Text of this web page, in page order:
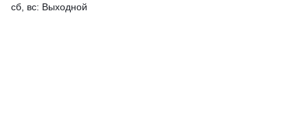
сб, вс: Выходной